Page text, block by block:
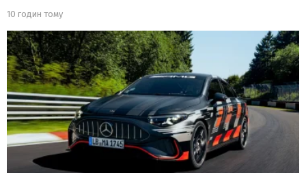
10 годин тому